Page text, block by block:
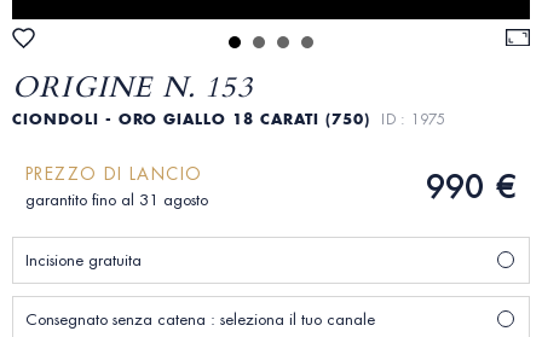
ORIGINE N. 153
CIONDOLI - ORO GIALLO 18 CARATI (750) ID : 1975
PREZZO DI LANCIO
garantito fino al 31 agosto 990 €
Incisione gratuita
Consegnato senza catena : seleziona il tuo canale